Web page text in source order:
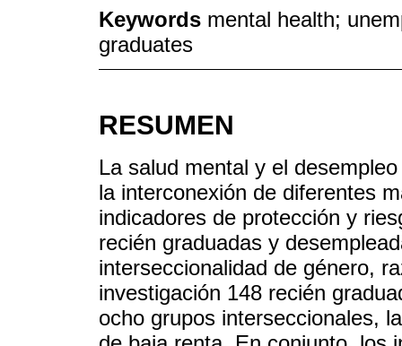
Keywords mental health;
graduates
RESUMEN
La salud mental y el
la interconexión de diferentes
indicadores de protección y
recién graduadas y
interseccionalidad de género,
investigación 148 recién
ocho grupos interseccionales,